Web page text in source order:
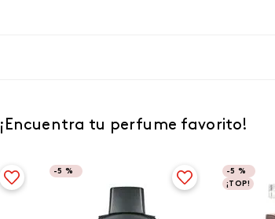
¡Encuentra tu perfume favorito!
-5 % -5 %
¡TOP!